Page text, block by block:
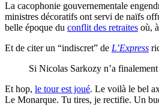
La cacophonie gouvernementale
ministres décoratifs ont servi de naïfs
belle époque du conflit des retraites où,
Et de citer un “indiscret” de L’Express
Si Nicolas Sarkozy n’a
Et hop, le tour est joué. Le voilà le bel
Le Monarque. Tu tires, je rectifie. Un